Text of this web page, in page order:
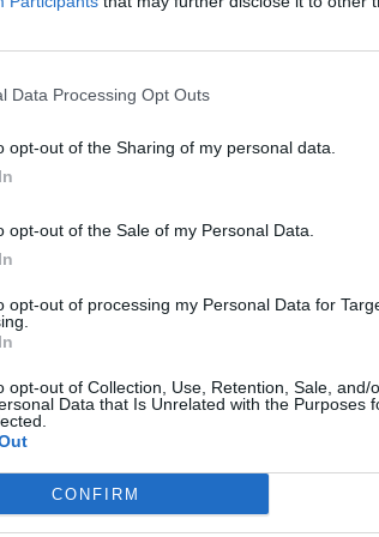
Data Processing Opt Outs
opt-out of the Sharing of my personal data.
opt-out of the Sale of my Personal Data.
opt-out of processing my Personal Data for
opt-out of Collection, Use, Retention, Sale, and/
Data that Is Unrelated with the Purposes
CONFIRM
szóló közbeszédnek”
kezdte meg működését. Az egyes
Ám pontosan ez a lendület az, ami egy
a kezeléséhez igyekszem az
– több mint százezer